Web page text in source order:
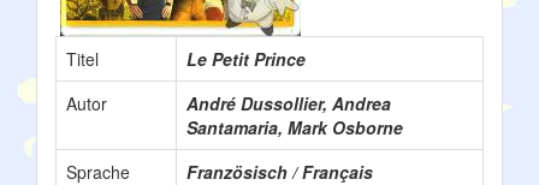
Titel
Le Petit Prince
Autor
André Dussollier, Andrea
Santamaria, Mark Osborne
Sprache
Französisch / Français